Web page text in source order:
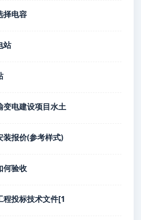
择电容
站
变电建设项目水土
装报价(参考样式)
何验收
程投标技术文件[1